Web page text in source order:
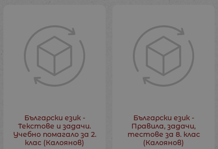
Български език -
Текстове и задачи.
Учебно помагало за 2.
клас (Калоянов)
Български език -
Правила, задачи,
тестове за 8. клас
(Калоянов)